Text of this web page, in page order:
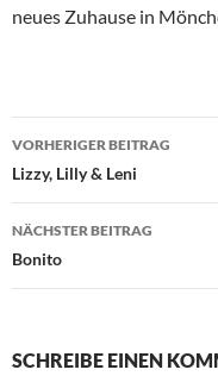
neues Zuhause in
VORHERIGER BEITRAG
Lizzy, Lilly & Leni
NÄCHSTER BEITRAG
Bonito
SCHREIBE EINEN